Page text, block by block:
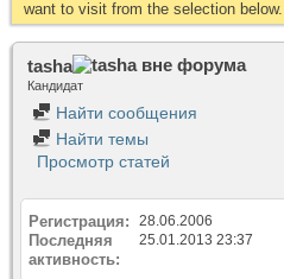
want to visit from the selection below.
tasha
Кандидат
Найти сообщения
Найти темы
Просмотр статей
Регистрация 28.06.2006
Последняя
активность
25.01.2013 23:37